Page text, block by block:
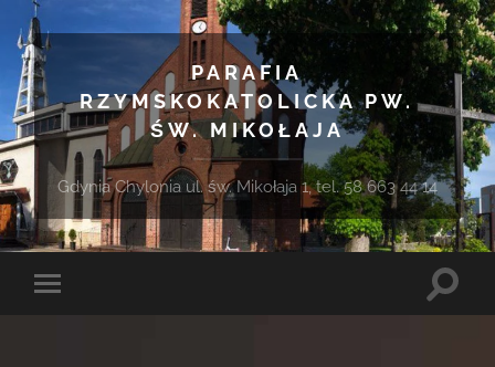
PARAFIA
RZYMSKOKATOLICKA PW.
ŚW. MIKOŁAJA
Gdynia Chylonia ul. św. Mikołaja 1, tel. 58 663 44 14
Toggle
Toggle